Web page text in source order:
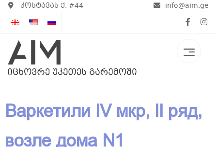
კოსტავას ქ. #44 info@aim.ge
Варкетили IV мкр, II ряд,
возле дома N1